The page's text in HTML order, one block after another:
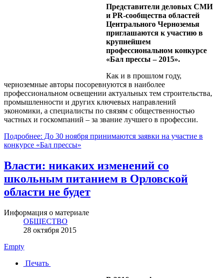
Представители деловых СМИ
и PR-сообщества областей
Центрального Черноземья
приглашаются к участию в
крупнейшем
профессиональном конкурсе
«Бал прессы – 2015».
Как и в прошлом году,
черноземные авторы посоревнуются в наиболее
профессиональном освещении актуальных тем строительства,
промышленности и других ключевых направлений
экономики, а специалисты по связям с общественностью
частных и госкомпаний – за звание лучшего в профессии.
Подробнее: До 30 ноября принимаются заявки на участие в
конкурсе «Бал прессы»
Власти: никаких изменений со
школьным питанием в Орловской
области не будет
Информация о материале
ОБЩЕСТВО
28 октября 2015
Empty
Печать